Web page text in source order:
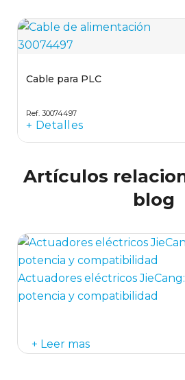
Cable para PLC
+ Detalles
Ref. 30074497
Artículos
blog
Actuadores eléctricos
potencia y compatibilidad
Leer mas